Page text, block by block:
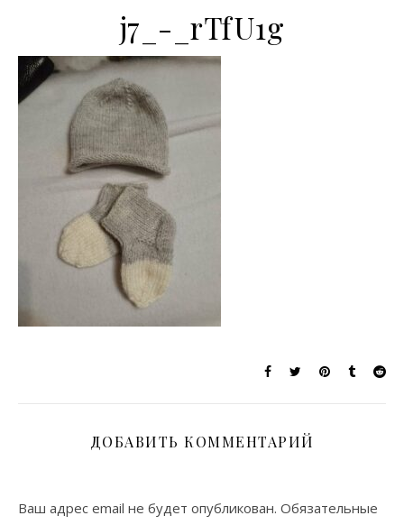
j7_-_rTfU1g
ДОБАВИТЬ КОММЕНТАРИЙ
Ваш адрес email не будет опубликован. Обязательные